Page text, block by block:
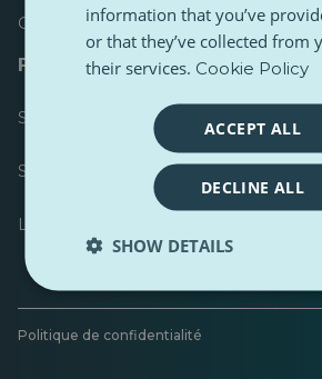
Guide de publication pour les
FAQ
Soumettre une demande
Signaler un problème
Laisser un commentaire
Politique de confidentialité
information that you’ve
or that they’ve collected from
their services. Cookie Policy
ACCEPT ALL
DECLINE ALL
SHOW DETAILS